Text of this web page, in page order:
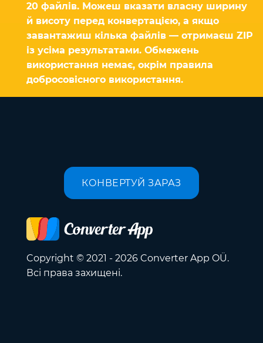
20 файлів. Можеш вказати власну ширину
й висоту перед конвертацією, а якщо
завантажиш кілька файлів — отримаєш ZIP
із усіма результатами. Обмежень
використання немає, окрім правила
добросовісного використання.
КОНВЕРТУЙ ЗАРАЗ
Copyright © 2021 - 2026 Converter App OÜ.
Всі права захищені.